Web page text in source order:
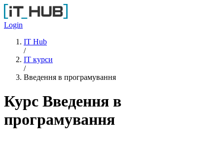
Перейти до основного вмісту
Login
IT Hub
/
IT курси
/
Введення в програмування
Курс Введення в
програмування